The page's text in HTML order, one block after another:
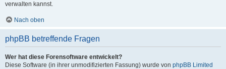
verwalten kannst.
Nach oben
phpBB betreffende Fragen
Wer hat diese Forensoftware entwickelt?
Diese Software (in ihrer unmodifizierten Fassung) wurde von phpBB Limited